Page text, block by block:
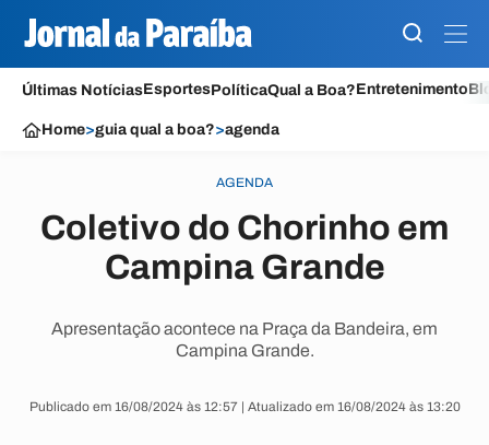
Últimas NotíciasEsportesPolíticaQual a Boa?Entretenimento
Home>guia qual a boa?>agenda
AGENDA
Coletivo do Chorinho em
Campina Grande
Apresentação acontece na Praça da Bandeira, em
Campina Grande.
Publicado em 16/08/2024 às 12:57 | Atualizado em 16/08/2024 às 13:20